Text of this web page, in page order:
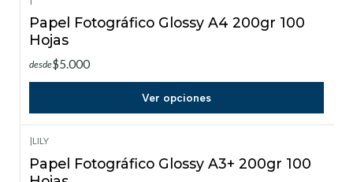
Papel Fotográfico Glossy A4 200gr 100
Hojas
desde$5.000
Ver opciones
|LILY
Papel Fotográfico Glossy A3+ 200gr 100